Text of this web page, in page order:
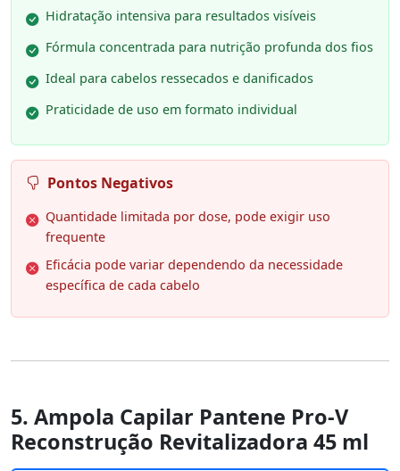
Hidratação intensiva para resultados visíveis
Fórmula concentrada para nutrição profunda dos fios
Ideal para cabelos ressecados e danificados
Praticidade de uso em formato individual
Pontos Negativos
Quantidade limitada por dose, pode exigir uso
frequente
Eficácia pode variar dependendo da necessidade
específica de cada cabelo
5. Ampola Capilar Pantene Pro-V
Reconstrução Revitalizadora 45 ml